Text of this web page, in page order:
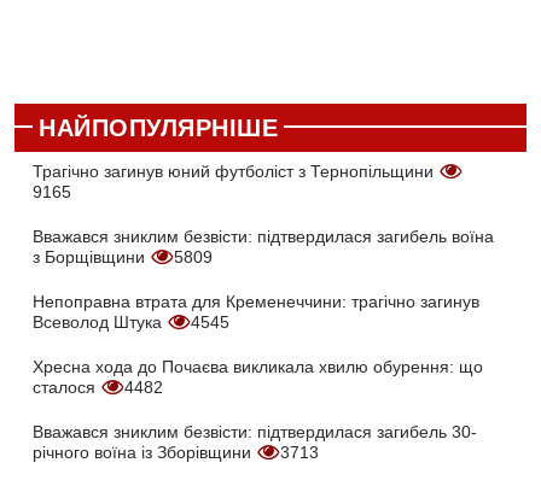
НАЙПОПУЛЯРНІШЕ
Трагічно загинув юний футболіст з Тернопільщини
9165
Вважався зниклим безвісти: підтвердилася загибель воїна
з Борщівщини
5809
Непоправна втрата для Кременеччини: трагічно загинув
Всеволод Штука
4545
Хресна хода до Почаєва викликала хвилю обурення: що
сталося
4482
Вважався зниклим безвісти: підтвердилася загибель 30-
річного воїна із Зборівщини
3713